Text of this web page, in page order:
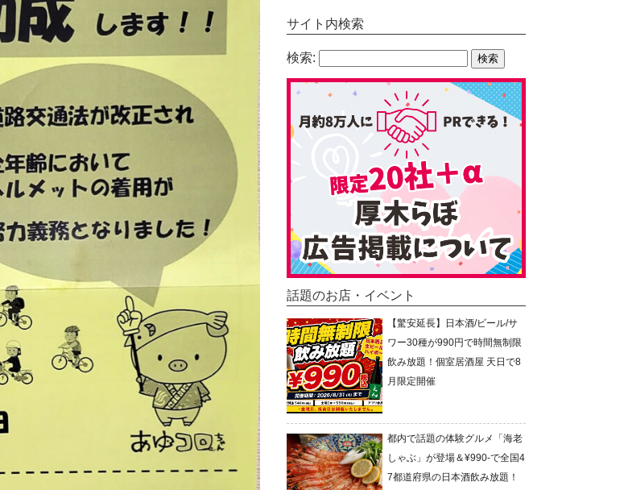
サイト内検索
検索:
話題のお店・イベント
【驚安延長】日本酒/ビール/サ
ワー30種が990円で時間無制限
飲み放題！個室居酒屋 天日で8
月限定開催
都内で話題の体験グルメ「海老
しゃぶ」が登場＆¥990-で全国4
7都道府県の日本酒飲み放題！